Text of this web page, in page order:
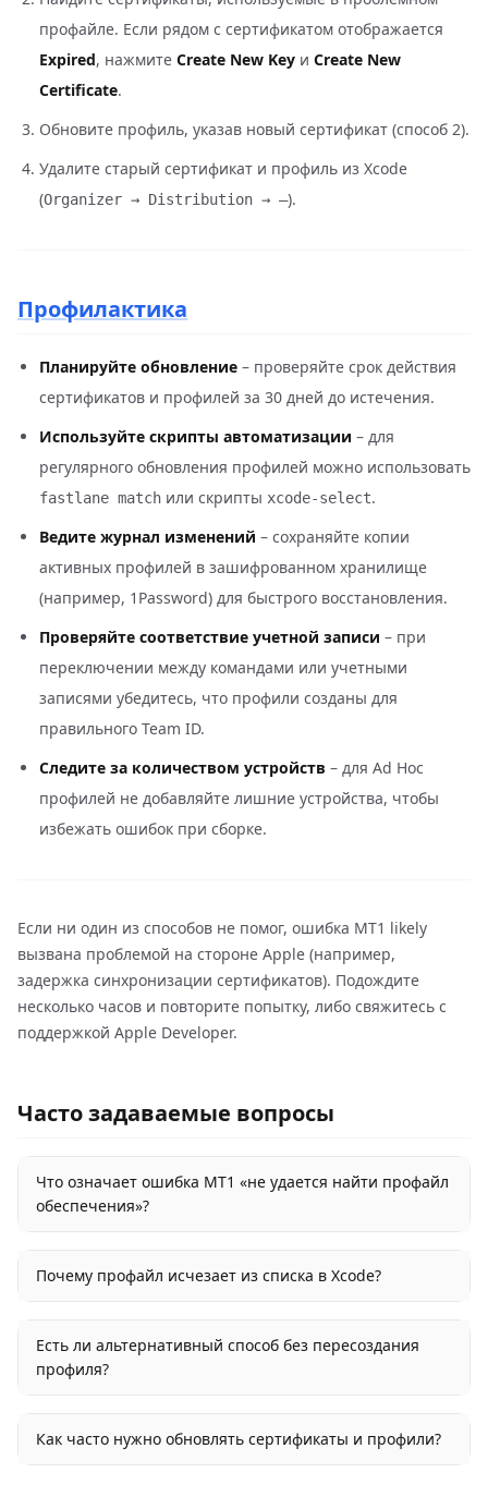
профайле. Если рядом с сертификатом отображается
Expired, нажмите Create New Key и Create New
Certificate.
Обновите профиль, указав новый сертификат (способ 2).
Удалите старый сертификат и профиль из Xcode
(Organizer → Distribution → –).
Профилактика
Планируйте обновление – проверяйте срок действия
сертификатов и профилей за 30 дней до истечения.
Используйте скрипты автоматизации – для
регулярного обновления профилей можно использовать
fastlane match или скрипты xcode-select.
Ведите журнал изменений – сохраняйте копии
активных профилей в зашифрованном хранилище
(например, 1Password) для быстрого восстановления.
Проверяйте соответствие учетной записи – при
переключении между командами или учетными
записями убедитесь, что профили созданы для
правильного Team ID.
Следите за количеством устройств – для Ad Hoc
профилей не добавляйте лишние устройства, чтобы
избежать ошибок при сборке.
Если ни один из способов не помог, ошибка MT1 likely
вызвана проблемой на стороне Apple (например,
задержка синхронизации сертификатов). Подождите
несколько часов и повторите попытку, либо свяжитесь с
поддержкой Apple Developer.
Часто задаваемые вопросы
Что означает ошибка MT1 «не удается найти профайл
обеспечения»?
Почему профайл исчезает из списка в Xcode?
Есть ли альтернативный способ без пересоздания
профиля?
Как часто нужно обновлять сертификаты и профили?